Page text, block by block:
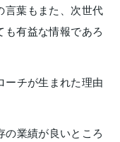
言葉もまた、次世代
有益な情報であろ
ーチが生まれた理由
の業績が良いところ